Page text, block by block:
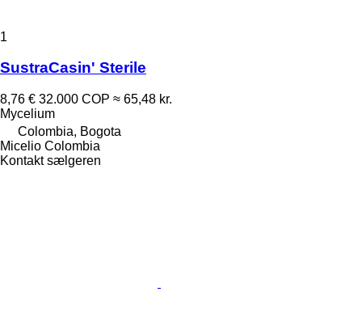
1
SustraCasin' Sterile
8,76 € 32.000 COP ≈ 65,48 kr.
Mycelium
Colombia, Bogota
Micelio Colombia
Kontakt sælgeren